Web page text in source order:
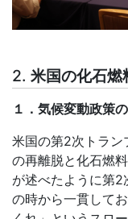
2. 米国の化石燃
１．気候変動政策
米国の第2次トラン
の再離脱と化石燃
が述べたように第2
の時から一貫して